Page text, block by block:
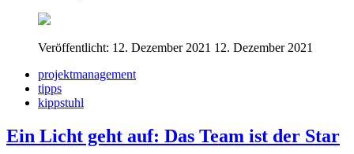
Veröffentlicht: 12. Dezember 2021 12. Dezember 2021
projektmanagement
tipps
kippstuhl
Ein Licht geht auf: Das Team ist der Star